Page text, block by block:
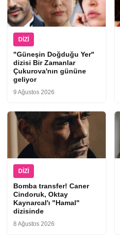
DIZI
"Güneşin Doğduğu Yer"
dizisi Bir Zamanlar
Çukurova'nın gününe
geliyor
9 Ağustos 2026
DIZI
Bomba transfer! Caner
Cindoruk, Oktay
Kaynarcal'ı "Hamal"
dizisinde
8 Ağustos 2026